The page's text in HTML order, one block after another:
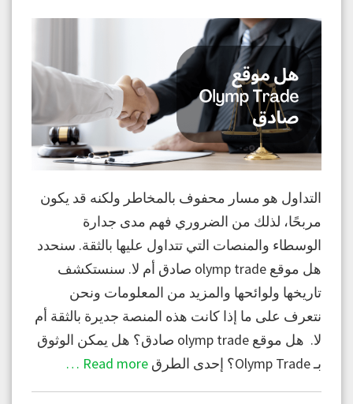
التداول هو مسار محفوف بالمخاطر ولكنه قد يكون
مربحًا، لذلك من الضروري فهم مدى جدارة
الوسطاء والمنصات التي تتداول عليها بالثقة. سنحدد
هل موقع olymp trade صادق أم لا. سنستكشف
تاريخها ولوائحها والمزيد من المعلومات ونحن
نتعرف على ما إذا كانت هذه المنصة جديرة بالثقة أم
لا. هل موقع olymp trade صادق؟ هل يمكن الوثوق
بـ Olymp Trade؟ إحدى الطرق
Read more …